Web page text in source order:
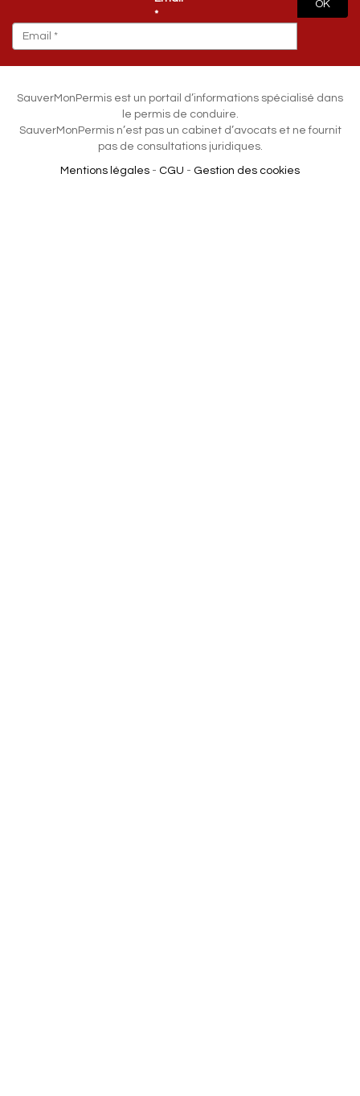
*
OK
SauverMonPermis est un portail d’informations spécialisé dans
le permis de conduire.
SauverMonPermis n’est pas un cabinet d’avocats et ne fournit
pas de consultations juridiques.
Mentions légales - CGU - Gestion des cookies